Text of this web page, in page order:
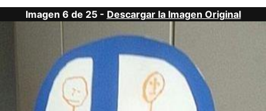
Imagen 6 de 25 - Descargar la Imagen Original